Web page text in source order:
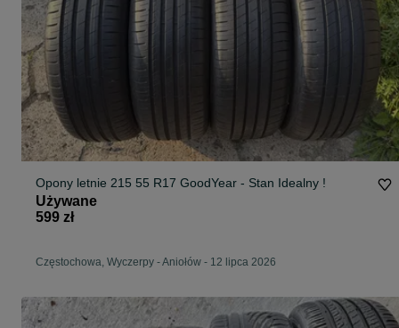
Opony letnie 215 55 R17 GoodYear - Stan Idealny !
Używane
599 zł
Częstochowa, Wyczerpy - Aniołów - 12 lipca 2026